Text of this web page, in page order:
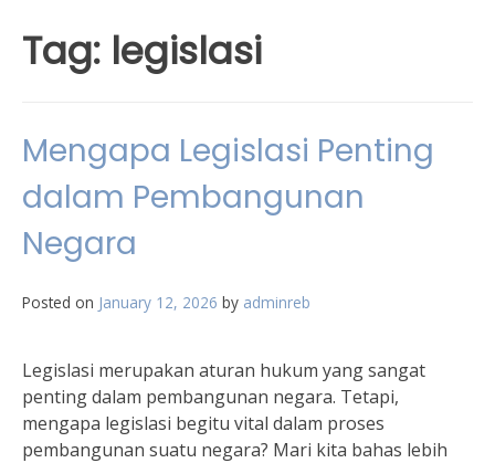
Tag: legislasi
Mengapa Legislasi Penting
dalam Pembangunan
Negara
Posted on January 12, 2026 by adminreb
Legislasi merupakan aturan hukum yang sangat
penting dalam pembangunan negara. Tetapi,
mengapa legislasi begitu vital dalam proses
pembangunan suatu negara? Mari kita bahas lebih